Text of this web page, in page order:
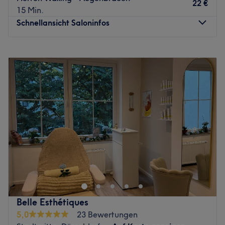
Produkte und Produktmarken: Kevin Murphy, Ghd, Great
Lengths, Cellophanes, K18
Extras: Unheimlich guter Kaffee aus der Barista-
Zurück zur Salonansicht
15 Min.
22 €
Schnellansicht Saloninfos
Dienstag
19:00
Mittwoch
19:00
Donnerstag
10:00–
19:00
Freitag
10:00–
19:00
Samstag
10:00
Sonntag
Geschlossen
In Joys Brazilian Waxing Studio auf der Friedrichstraße in
Düsseldorf (im Lasomed) findest du nicht nur Profis für
Haarentfernung mittels Waxing, sondern vor allem
Experten in Sachen glatter und gepflegter Haut. Buche
dir jetzt deinen Wunschtermin bequem online über
Treatwell und sag deinen ungeliebten Haaren Lebewohl!
Belle Esthétiques
5,0
23 Bewertungen